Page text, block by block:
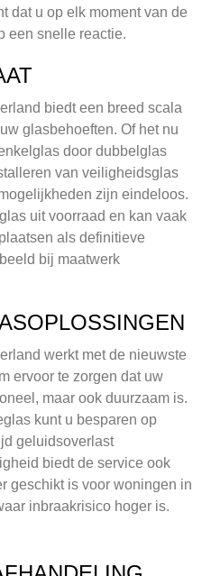
dat u op elk moment van de
een snelle reactie.
biedt een breed scala
glasbehoeften. Of het nu
door dubbelglas
van veiligheidsglas
zijn eindeloos.
uit voorraad en kan vaak
als definitieve
bij maatwerk
werkt met de nieuwste
ervoor te zorgen dat uw
maar ook duurzaam is.
kunt u besparen op
geluidsoverlast
biedt de service ook
geschikt is voor woningen in
inbraakrisico hoger is.